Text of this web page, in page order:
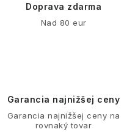
Doprava zdarma
Nad 80 eur
Garancia najnižšej ceny
Garancia najnižšej ceny na
rovnaký tovar